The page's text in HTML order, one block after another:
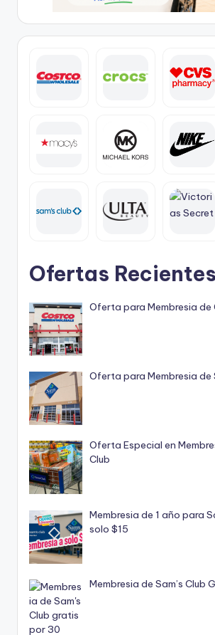
Ofertas Recientes
Oferta para Membresia de
Oferta para Membresia de
Oferta Especial en
Club
Membresia de 1 año para
solo $15
Membresia de Sam’s Club